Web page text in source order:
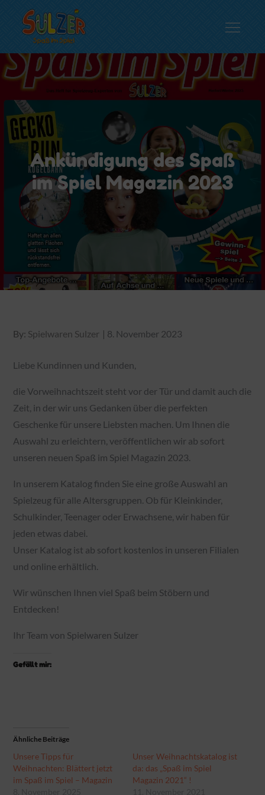
Spielwaren Sulzer
Ankündigung des Spaß
im Spiel Magazin 2023
By: Spielwaren Sulzer
Posted
8. November 2023
Liebe Kundinnen und Kunden,
die Vorweihnachtszeit steht vor der Tür und damit auch die
Zeit, in der wir uns Gedanken über die perfekten
Geschenke für unsere Liebsten machen. Um Ihnen die
Auswahl zu erleichtern, veröffentlichen wir ab sofort
unseren neuen Spaß im Spiel Magazin 2023.
In unserem Katalog finden Sie eine große Auswahl an
Spielzeug für alle Altersgruppen. Ob für Kleinkinder,
Schulkinder, Teenager oder Erwachsene, wir haben für
jeden etwas dabei.
Unser Katalog ist ab sofort kostenlos in unseren Filialen
und online erhältlich.
Wir wünschen Ihnen viel Spaß beim Stöbern und
Entdecken!
Ihr Team von Spielwaren Sulzer
Gefällt mir:
Ähnliche Beiträge
Unsere Tipps für
Weihnachten: Blättert jetzt
im Spaß im Spiel – Magazin
Unser Weihnachtskatalog ist
da: das „Spaß im Spiel
Magazin 2021“ !